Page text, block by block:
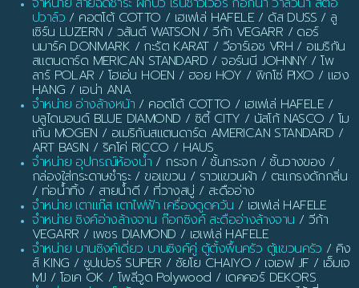
ปวาล์ว / คอตโต้ COTTO / เฮเฟเล่ HAFELE / ดัส DUSS / ลู
เซิร์น LUZERN / วสันต์ WATSON / วีก้า VEGARR / ดอร์
นมาร์ค DONMARK / กะรัต KARAT / วีอาร์เอช VRH / อเมริกัน
สแตนดาร์ด MERICAN STANDARD / จอร์นนี JOHNNY / โพ
ลาร์ POLAR / โฮเอ่น HOEN / ฮอย HOY / พิกโซ่ PIXO / แฮง
HANG / เอน่า ANA
จำหน่าย อ่างล้างหน้า / คอตโต้ COTTO / เฮเฟเล่ HAFELE /
บลูไดมอนด์ BLUE DIAMOND / ซิตี้ CITY / นัสโก้ NASCO / โม
เก้น MOGEN / อเมริกันสแตนดาร์ด AMERICAN STANDARD /
ART BASIN / ริคโค่ RICCO / HAUS
จำหน่าย อุปกรณ์ห้องน้ำ / กระจก / ชั้นกระจก / ชั้นวางของ /
กล่องใส่กระดาษชำระ / ขอแขวน / ราวแขวนผ้า / ตะแกรงดักกลิ่น
/ ท่อน้ำทิ้ง / สายน้ำดี / ที่วางสบู่ / สะดืออ่าง
จำหน่าย เตาแก๊ส เตาไฟฟ้า เครื่องดูดควัน / เฮเฟเล่ HAFELE
จำหน่าย ซิงค์อ่างล้างจาน ก๊อกซิงค์ สะดืออ่างล้างจาน / วีก้า
VEGARR / เพชร DIAMOND / เฮเฟเล่ HAFELE
จำหน่าย บานซิงค์เดี่ยว บานซิงค์คู่ ตู้ตั้งพื้นครัว ตู้แขวนครัว / คิง
ส์ KING / ซูปเปอร์ SUPER / ชัยโย CHAIYO / เจเอฟ JF / เอ็มเจ
MJ / โอเค OK / โพลีวูด Polywood / เดคคอร์ DEKORS